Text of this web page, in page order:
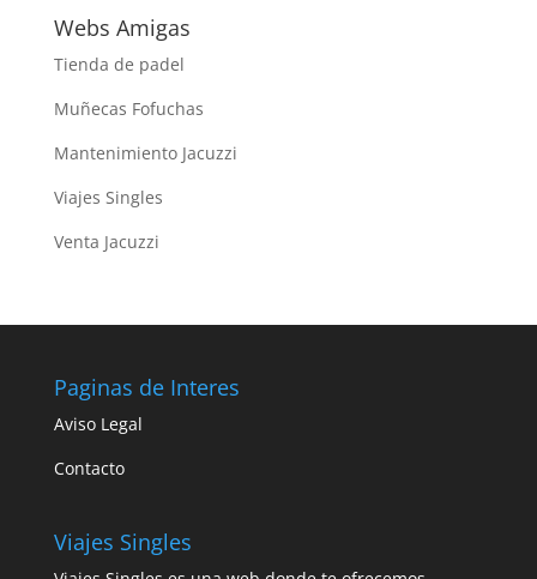
Webs Amigas
Tienda de padel
Muñecas Fofuchas
Mantenimiento Jacuzzi
Viajes Singles
Venta Jacuzzi
Paginas de Interes
Aviso Legal
Contacto
Viajes Singles